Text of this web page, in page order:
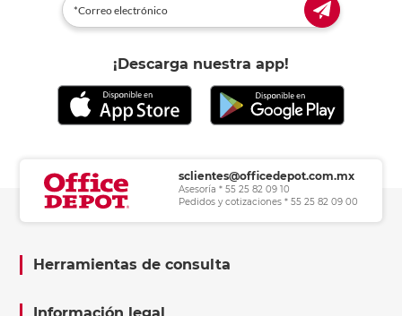
¡Descarga nuestra app!
sclientes@officedepot.com.mx
Asesoría * 55 25 82 09 10
Pedidos y cotizaciones * 55 25 82 09 00
Herramientas de consulta
Información legal